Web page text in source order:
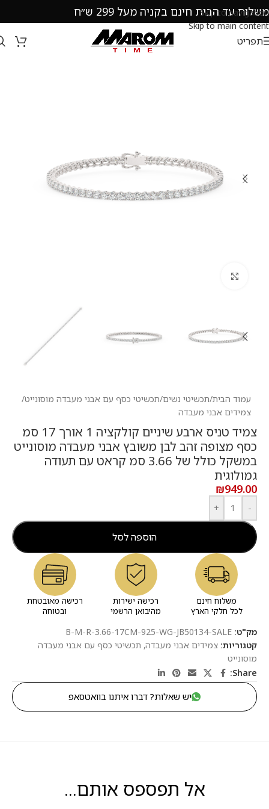
Skip to navigation
Skip to main content
משלוח עד הבית חינם בקניה מעל 299 ש״ח
תפריט
עמוד הבית/תכשיטי נשים/תכשיטי כסף עם אבני מעבדה מוסונייט/
צמידים אבני מעבדה
צמיד טניס ארבע שיניים קולקציה 1 אורך 17 סמ
כסף מצופה זהב לבן משובץ אבני מעבדה מוסונייט
במשקל כולל של 3.66 סמ קראט עם תעודה
גמולוגית
₪949.00
-
+
הוספה לסל
משלוח חינם
לכל חלקי הארץ
רכישה ישירות
מהיבואן הרשמי
רכישה מאובטחת
ובטוחה
מק"ט: B-M-R-3.66-17CM-925-WG-JB50134-SALE
קטגוריות: צמידים אבני מעבדה, תכשיטי כסף עם אבני מעבדה
מוסונייט
Share:
יש שאלות? דברו איתנו בוואטסאפ
אל תפספס אותם...